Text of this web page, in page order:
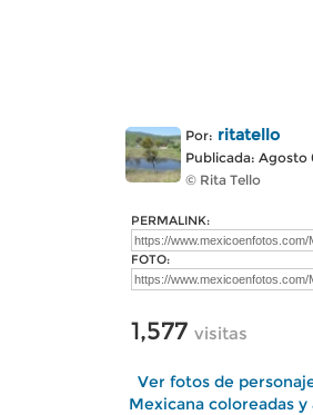
Por: ritatello
Publicada: Agosto
© Rita Tello
PERMALINK:
FOTO:
1,577 visitas
Ver fotos de
Mexicana coloreadas